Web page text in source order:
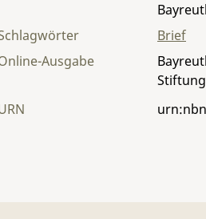
Brief
Ausgabe